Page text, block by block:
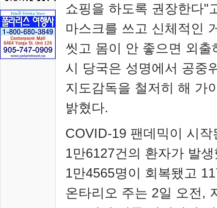
쇼핑을 하도록 권장한다"
마스크를 쓰고 신체적인
씻고 몸이 안 좋으면 외
시 당국은 성명에서 공중
지도감독을 철저히 해 가
밝혔다.
COVID-19 팬데믹이 시
1만6127건의 환자가 발
1만4565명이 회복됐고
온타리오 주는 2일 오전,